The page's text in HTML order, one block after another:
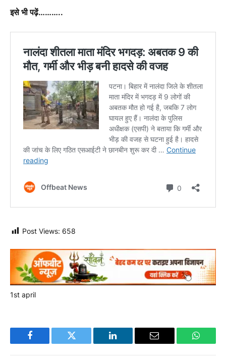
दिया जाएगा, जिससे हितग्राहियों को सुविधा मिलेगी।
प्लास्टिक बोतल में शराब
नई आबकारी नीति के तहत अब सरकारी दुकानों में शराब प्लास्टिक
(PET) बोतलों में बेची जाएगी। साथ ही टैक्स बढ़ने से विदेशी शराब और
बियर महंगी हो सकती है, जबकि देसी शराब की कीमतें यथावत रहेंगी।
इसे भी पढ़ें………..
Post Views: 658